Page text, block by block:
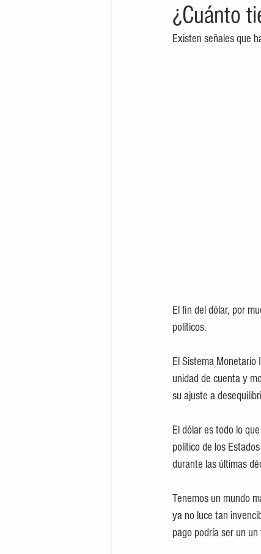
Tecnología
¿Cuánto
Existen señales que
El fin del dólar, por
políticos.
El Sistema
unidad de cuenta y
su ajuste a
El dólar es todo lo
político de los
durante las últimas
Tenemos un mundo
ya no luce tan
pago podría ser un